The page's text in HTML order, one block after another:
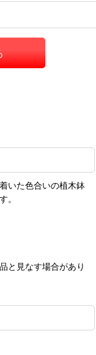
いた色合いの植木鉢
。
と見なす場合があり